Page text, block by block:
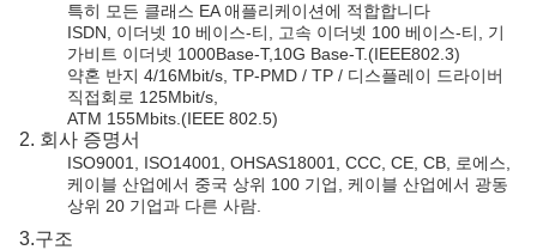
특히 모든 클래스 EA 애플리케이션에 적합합니다
ISDN, 이더넷 10 베이스-티, 고속 이더넷 100 베이스-티, 기
가비트 이더넷 1000Base-T,10G Base-T.(IEEE802.3)
약혼 반지 4/16Mbit/s, TP-PMD / TP / 디스플레이 드라이버
직접회로 125Mbit/s,
ATM 155Mbits.(IEEE 802.5)
2. 회사 증명서
ISO9001, ISO14001, OHSAS18001, CCC, CE, CB, 로에스,
케이블 산업에서 중국 상위 100 기업, 케이블 산업에서 광동
상위 20 기업과 다른 사람.
3.구조